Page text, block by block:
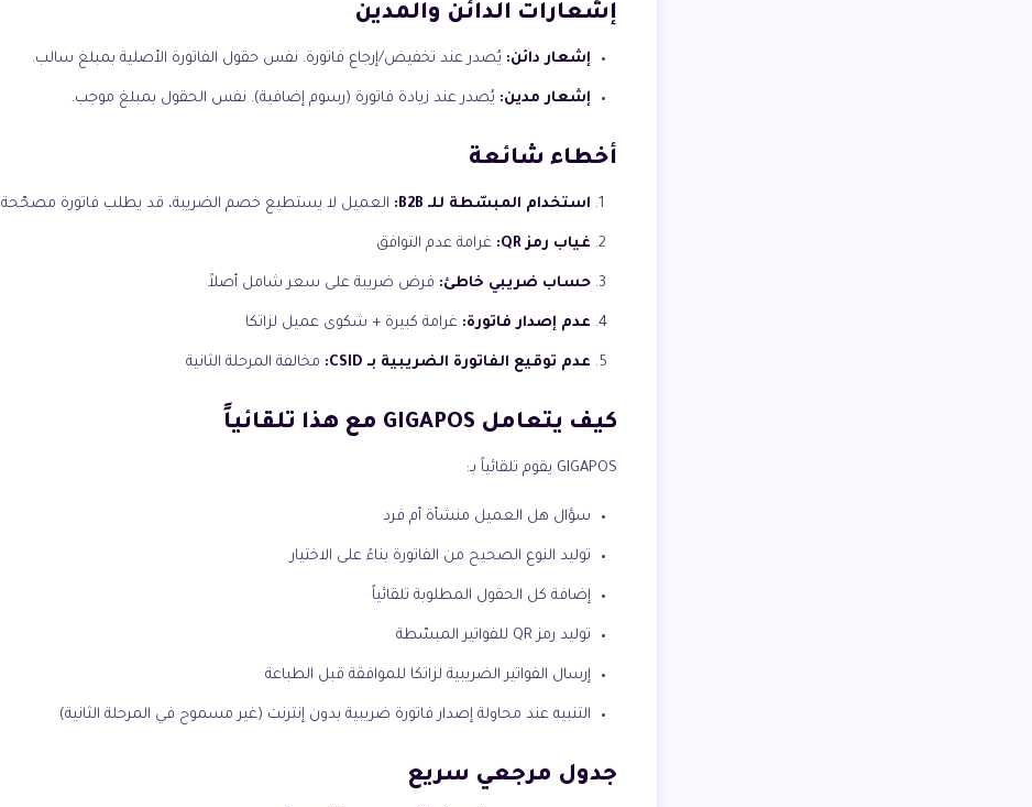
إشعارات الدائن والمدين
إشعار دائن: يُصدر عند تخفيض/إرجاع فاتورة. نفس حقول الفاتورة الأصلية بمبلغ سالب.
إشعار مدين: يُصدر عند زيادة فاتورة (رسوم إضافية). نفس الحقول بمبلغ موجب.
أخطاء شائعة
استخدام المبسّطة للـ B2B: العميل لا يستطيع خصم الضريبة، قد يطلب فاتورة مصحّحة
غياب رمز QR: غرامة عدم التوافق
حساب ضريبي خاطئ: فرض ضريبة على سعر شامل أصلاً
عدم إصدار فاتورة: غرامة كبيرة + شكوى عميل لزاتكا
عدم توقيع الفاتورة الضريبية بـ CSID: مخالفة المرحلة الثانية
كيف يتعامل GIGAPOS مع هذا تلقائياً
GIGAPOS يقوم تلقائياً بـ:
سؤال هل العميل منشأة أم فرد
توليد النوع الصحيح من الفاتورة بناءً على الاختيار
إضافة كل الحقول المطلوبة تلقائياً
توليد رمز QR للفواتير المبسّطة
إرسال الفواتير الضريبية لزاتكا للموافقة قبل الطباعة
التنبيه عند محاولة إصدار فاتورة ضريبية بدون إنترنت (غير مسموح في المرحلة الثانية)
جدول مرجعي سريع